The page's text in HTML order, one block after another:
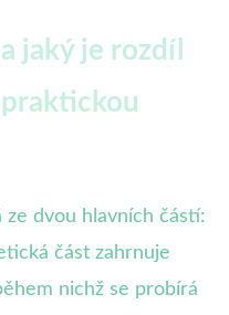
jaký je rozdíl
ze dvou hlavních částí:
část zahrnuje
nichž se probírá